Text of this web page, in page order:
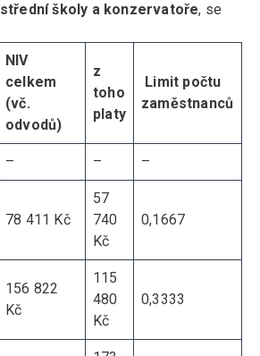
střední školy a konzervatoře, se
NIV
celkem
(vč.
odvodů)
z
toho
platy
Limit počtu
zaměstnanců
– – –
78 411 Kč
57
740
Kč
0,1667
156 822
Kč
115
480
Kč
0,3333